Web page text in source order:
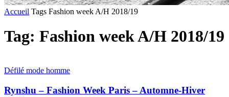
Accueil Tags Fashion week A/H 2018/19
Tag: Fashion week A/H 2018/19
Défilé mode homme
Rynshu – Fashion Week Paris – Automne-Hiver